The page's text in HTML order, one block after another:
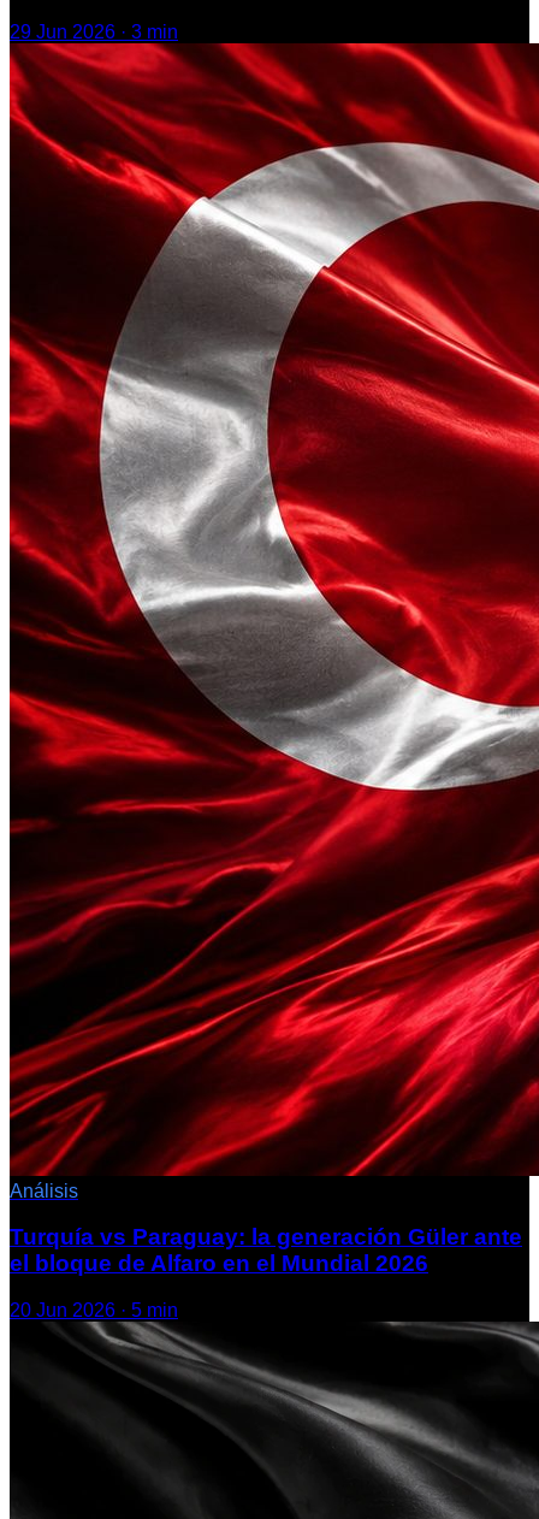
29 Jun 2026 · 3 min
Análisis
Turquía vs Paraguay: la generación Güler ante
el bloque de Alfaro en el Mundial 2026
20 Jun 2026 · 5 min